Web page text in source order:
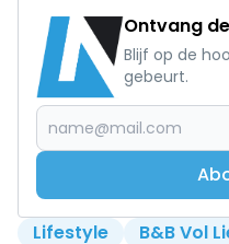
Ontvang
Blijf op de
gebeurt.
Lifestyle
B&B Vol